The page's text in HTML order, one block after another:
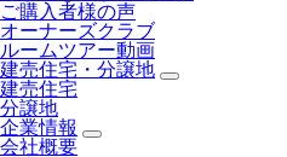
ご購入者様の声
オーナーズクラブ
ルームツアー動画
建売住宅・分譲地
建売住宅
分譲地
企業情報
会社概要